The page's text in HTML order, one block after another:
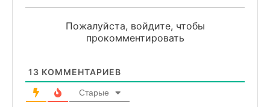
Пожалуйста, войдите, чтобы
прокомментировать
13 КОММЕНТАРИЕВ
Старые